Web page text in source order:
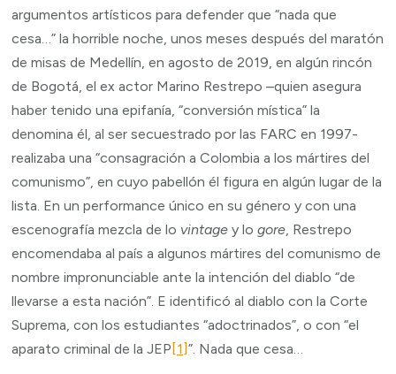
argumentos artísticos para defender que “nada que
cesa…” la horrible noche, unos meses después del maratón
de misas de Medellín, en agosto de 2019, en algún rincón
de Bogotá, el ex actor Marino Restrepo –quien asegura
haber tenido una epifanía, “conversión mística” la
denomina él, al ser secuestrado por las FARC en 1997-
realizaba una “consagración a Colombia a los mártires del
comunismo”, en cuyo pabellón él figura en algún lugar de la
lista. En un performance único en su género y con una
escenografía mezcla de lo vintagey logore , Restrepo
encomendaba al país a algunos mártires del comunismo de
nombre impronunciable ante la intención del diablo “de
llevarse a esta nación”. E identificó al diablo con la Corte
Suprema, con los estudiantes “adoctrinados”, o con “el
aparato criminal de la JEP [1]”. Nada que cesa…